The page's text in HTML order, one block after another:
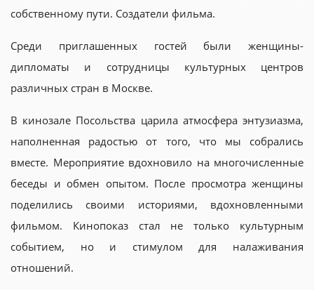
собственному пути. Создатели фильма.
Среди приглашенных гостей были женщины-
дипломаты и сотрудницы культурных центров
различных стран в Москве.
В кинозале Посольства царила атмосфера энтузиазма,
наполненная радостью от того, что мы собрались
вместе. Мероприятие вдохновило на многочисленные
беседы и обмен опытом. После просмотра женщины
поделились своими историями, вдохновленными
фильмом. Кинопоказ стал не только культурным
событием, но и стимулом для налаживания
отношений.